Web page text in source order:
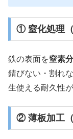
① 窒化処理（
鉄の表面を窒素
錆びない・割れ
生使える耐久性
② 薄板加工（